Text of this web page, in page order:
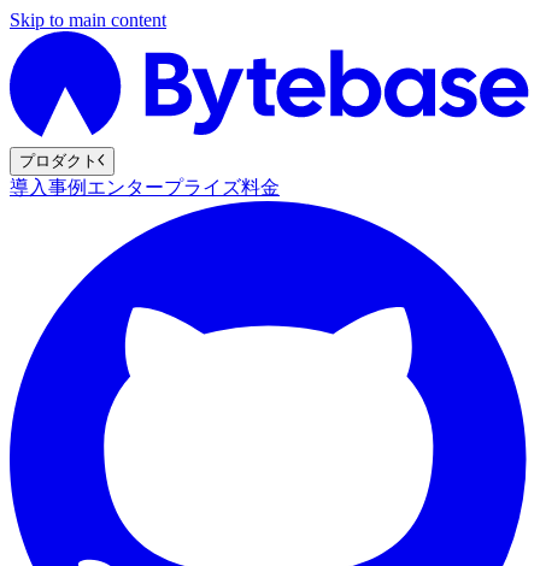
Skip to main content
プロダクト
導入事例 エンタープライズ料金